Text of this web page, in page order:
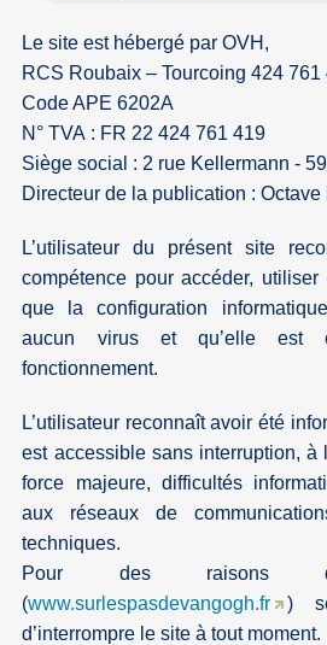
Le site est hébergé par OVH,
RCS Roubaix – Tourcoing 424 761
Code APE 6202A
N° TVA : FR 22 424 761 419
Siège social : 2 rue Kellermann -
Directeur de la publication :
L’utilisateur du présent site
compétence pour accéder,
que la configuration
aucun virus et qu’elle est
fonctionnement.
L’utilisateur reconnaît avoir été
est accessible sans interruption, à
force majeure, difficultés
aux réseaux de
techniques.
Pour des raisons de
(www.surlespasdevangogh.fr
)
d’interrompre le site à tout moment.